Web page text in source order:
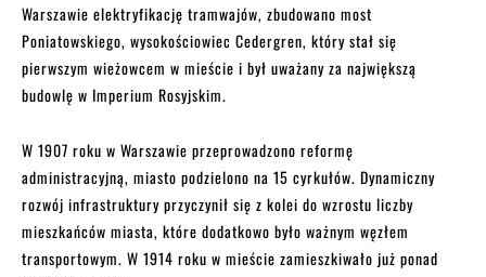
Warszawie elektryfikację tramwajów, zbudowano most
Poniatowskiego, wysokościowiec Cedergren, który stał się
pierwszym wieżowcem w mieście i był uważany za największą
budowlę w Imperium Rosyjskim.
W 1907 roku w Warszawie przeprowadzono reformę
administracyjną, miasto podzielono na 15 cyrkułów. Dynamiczny
rozwój infrastruktury przyczynił się z kolei do wzrostu liczby
mieszkańców miasta, które dodatkowo było ważnym węzłem
transportowym. W 1914 roku w mieście zamieszkiwało już ponad